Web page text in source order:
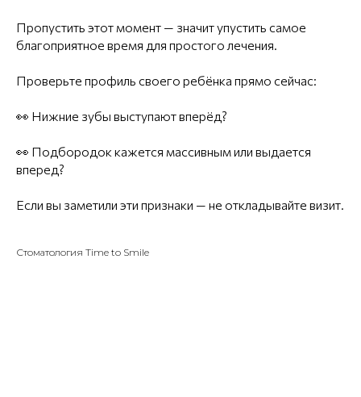
Пропустить этот момент — значит упустить самое
благоприятное время для простого лечения.
Проверьте профиль своего ребёнка прямо сейчас:
👀 Нижние зубы выступают вперёд?
👀 Подбородок кажется массивным или выдается
вперед?
Если вы заметили эти признаки — не откладывайте визит.
Стоматология Time to Smile